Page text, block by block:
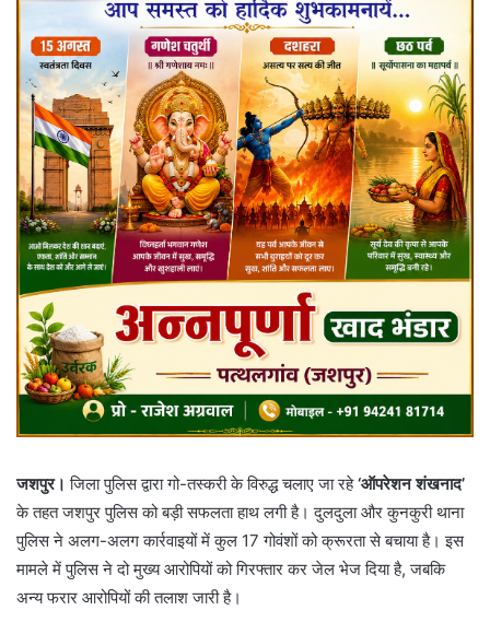
जशपुर। जिला पुलिस द्वारा गो-तस्करी के विरुद्ध चलाए जा रहे‘ऑपरेशन शंखनाद’
के तहत जशपुर पुलिस को बड़ी सफलता हाथ लगी है। दुलदुला और कुनकुरी थाना
पुलिस ने अलग-अलग कार्रवाइयों में कुल 17 गोवंशों को क्रूरता से बचाया है। इस
मामले में पुलिस ने दो मुख्य आरोपियों को गिरफ्तार कर जेल भेज दिया है, जबकि
अन्य फरार आरोपियों की तलाश जारी है।